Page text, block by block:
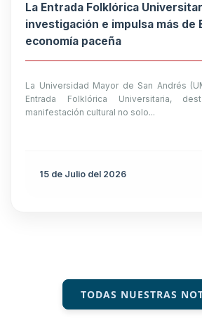
La Entrada Folklórica
investigación e impulsa más de
economía paceña
La Universidad Mayor de San Andrés
Entrada Folklórica Universitaria,
manifestación cultural no solo...
15 de Julio del 2026
TODAS NUESTRAS